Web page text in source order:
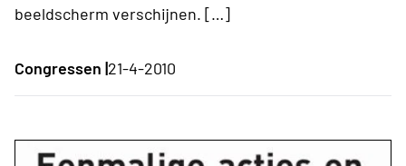
beeldscherm verschijnen. […]
Congressen |21-4-2010